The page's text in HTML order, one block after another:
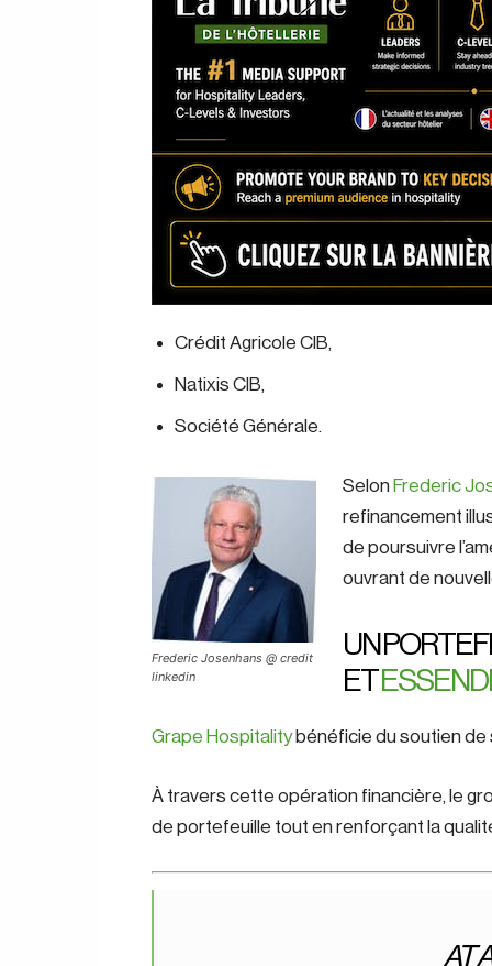
Crédit Agricole CIB,
Natixis CIB,
Société Générale.
Frederic Josenhans @ credit
linkedin
Selon Frederic
refinancement
de poursuivre
ouvrant de
UN
ETESSENDI
Grape Hospitalitybénéficie du soutien
À travers cette opération financière, le
de portefeuille tout en renforçant la
AT